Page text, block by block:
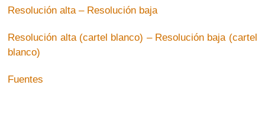
Resolución alta – Resolución baja
Resolución alta (cartel blanco) – Resolución baja (cartel
blanco)
Fuentes